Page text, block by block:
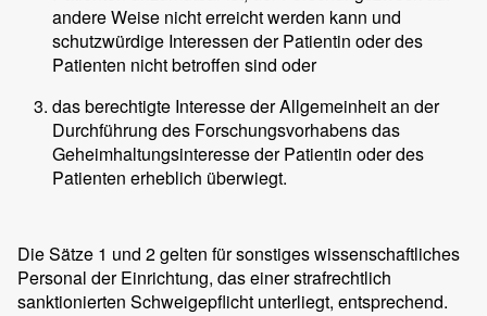
andere Weise nicht erreicht werden kann und
schutzwürdige Interessen der Patientin oder des
Patienten nicht betroffen sind oder
das berechtigte Interesse der Allgemeinheit an der
Durchführung des Forschungsvorhabens das
Geheimhaltungsinteresse der Patientin oder des
Patienten erheblich überwiegt.
Die Sätze 1 und 2 gelten für sonstiges wissenschaftliches
Personal der Einrichtung, das einer strafrechtlich
sanktionierten Schweigepflicht unterliegt, entsprechend.